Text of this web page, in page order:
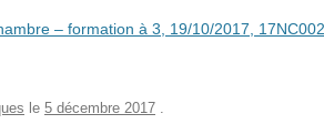
– formation à 3, 19/10/2017,
le 5 décembre 2017 .